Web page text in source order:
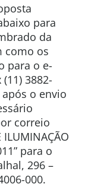
para
da
como os
para o e-
3882-
o envio
correio
ILUMINAÇÃO
para o
296 –
000.